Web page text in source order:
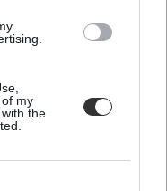
my
the